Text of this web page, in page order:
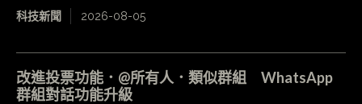
科技新聞 2026-08-05
改進投票功能．@所有人．類似群組 WhatsApp
群組對話功能升級